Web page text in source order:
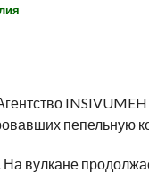
пепельную
На вулкане